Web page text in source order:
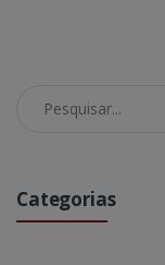
Pesquisar no Blog
Categorias